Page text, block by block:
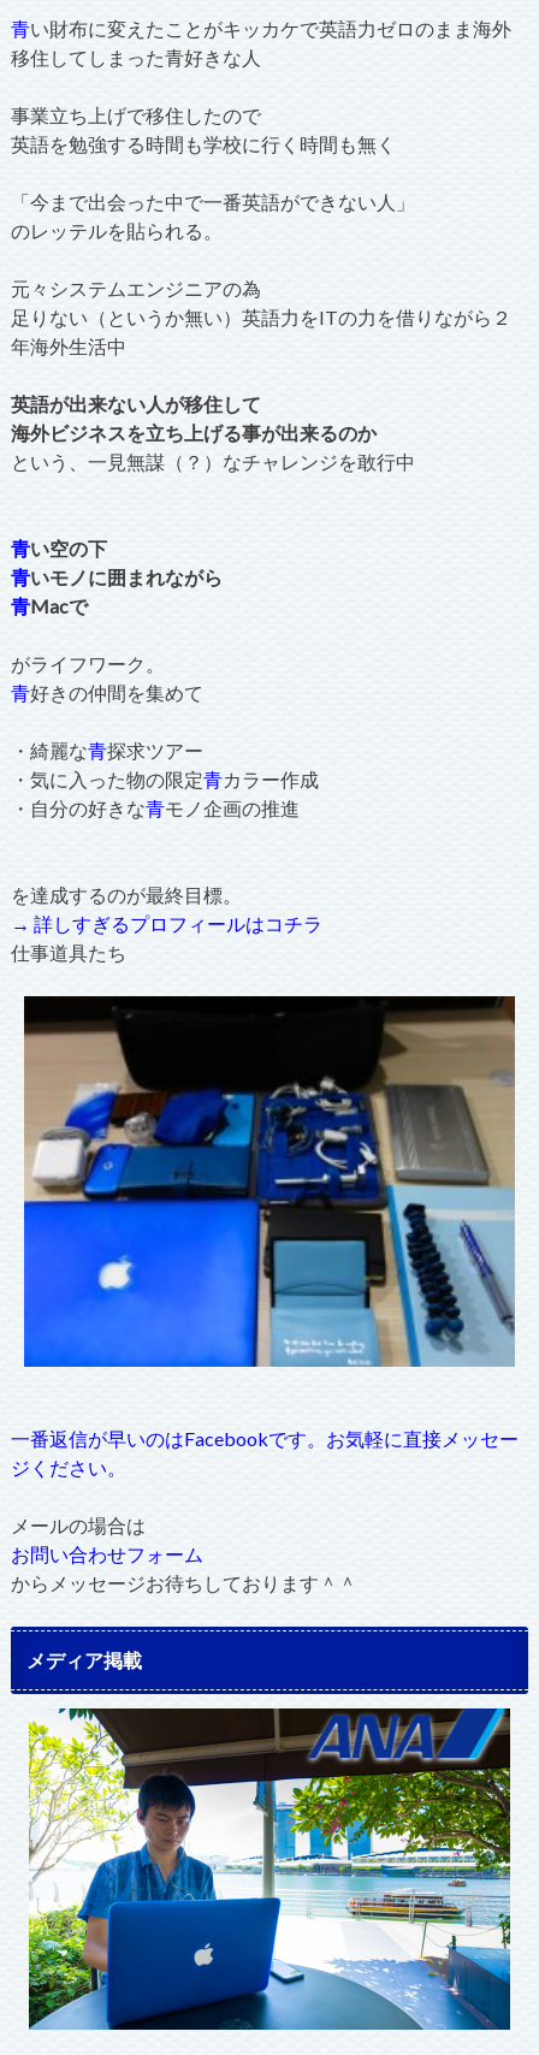
青い財布に変えたことがキッカケで英語力ゼロのまま海外
移住してしまった青好きな人
事業立ち上げで移住したので
英語を勉強する時間も学校に行く時間も無く
「今まで出会った中で一番英語ができない人」
のレッテルを貼られる。
元々システムエンジニアの為
足りない（というか無い）英語力をITの力を借りながら２
年海外生活中
英語が出来ない人が移住して
海外ビジネスを立ち上げる事が出来るのか
という、一見無謀（？）なチャレンジを敢行中
青い空の下
青いモノに囲まれながら
青Macで
がライフワーク。
青好きの仲間を集めて
・綺麗な青探求ツアー
・気に入った物の限定青カラー作成
・自分の好きな青モノ企画の推進
を達成するのが最終目標。
→ 詳しすぎるプロフィールはコチラ
仕事道具たち
一番返信が早いのはFacebookです。お気軽に直接メッセー
ジください。
メールの場合は
お問い合わせフォーム
からメッセージお待ちしております＾＾
メディア掲載